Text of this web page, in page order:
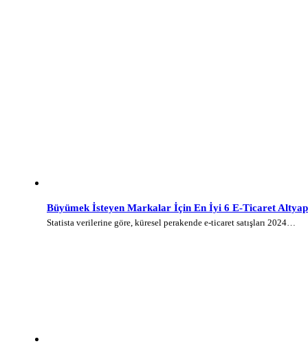
Büyümek İsteyen Markalar İçin En İyi 6 E-Ticaret
Statista verilerine göre, küresel perakende e-ticaret satışları 2024…